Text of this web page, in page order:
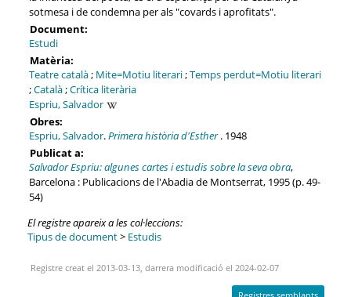
sotmesa i de condemna per als "covards i aprofitats".
Document:
Estudi
Matèria:
Teatre català; Mite=Motiu literari;Temps perdut=Motiu literari
;Català;Crítica literària
Espriu, Salvador
Obres:
Espriu, Salvador.Primera història d'Esther. 1948
Publicat a:
Salvador Espriu: algunes cartes i estudis sobre la seva obra,
Barcelona : Publicacions de l'Abadia de Montserrat, 1995 (p. 49-
54)
El registre apareix a les col·leccions:
Tipus de document> Estudis
Registre creat el 2013-03-13, darrera modificació el 2024-02-07